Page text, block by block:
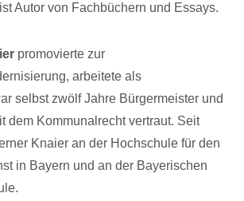
Autor von Fachbüchern und Essays.
promovierte zur
arbeitete als
selbst zwölf Jahre Bürgermeister und
dem Kommunalrecht vertraut. Seit
Knaier an der Hochschule für den
in Bayern und an der Bayerischen